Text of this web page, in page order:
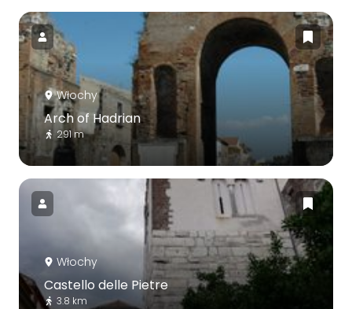
Włochy
Arch of Hadrian
291 m
Włochy
Castello delle Pietre
3.8 km